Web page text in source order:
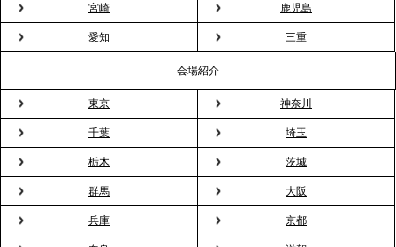
プレスリリースのご案内｜2026年、春の親睦は「花
粉レス」な室内花見。福利厚生としても注目され
る、快適で新しいお花見体験
2026.3.5
プレスリリースのご案内｜「室内お花見」の法人利
用が前年比4倍に急増。オフィスに桜が届く福利厚生
の新定番
2026.2.13
プレスリリースのご案内｜オフィスが「１日限定の
宮崎 鹿児島
愛知 三重
会場紹介
東京 神奈川
千葉 埼玉
栃木 茨城
群馬 大阪
兵庫 京都